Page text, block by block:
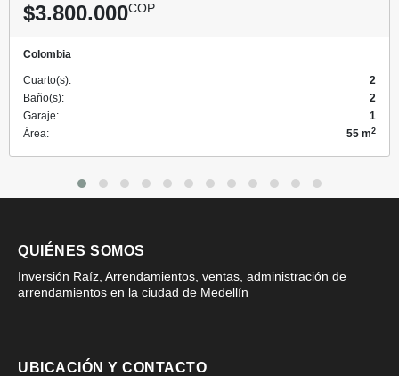
$3.800.000COP
Colombia
Cuarto(s):
2
Baño(s):
2
Garaje:
1
Área:
55 m2
QUIÉNES SOMOS
Inversión Raíz, Arrendamientos, ventas, administración de
arrendamientos en la ciudad de Medellín
UBICACIÓN Y CONTACTO